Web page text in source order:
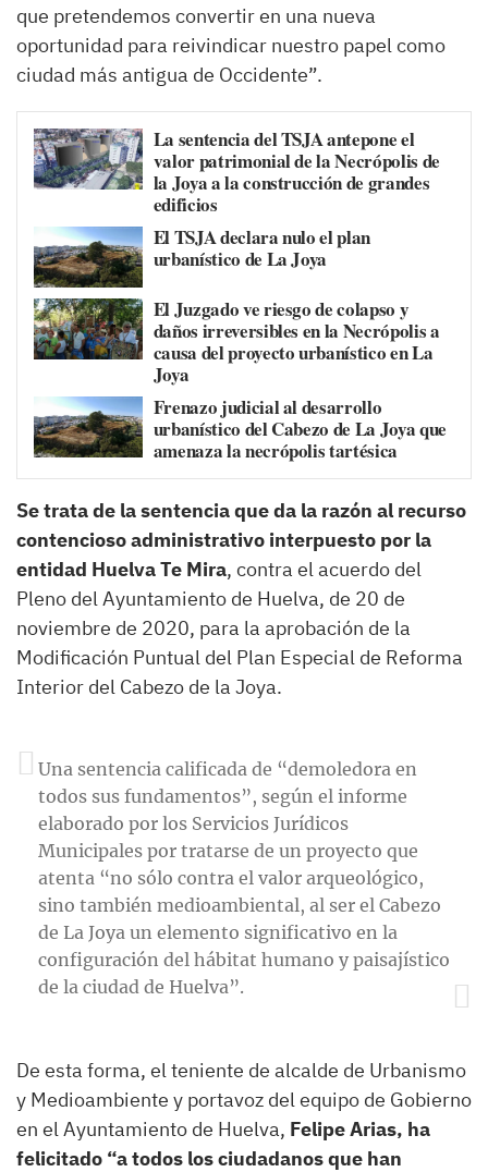
que pretendemos convertir en una nueva
oportunidad para reivindicar nuestro papel como
ciudad más antigua de Occidente”.
La sentencia del TSJA antepone el
valor patrimonial de la Necrópolis de
la Joya a la construcción de grandes
edificios
El TSJA declara nulo el plan
urbanístico de La Joya
El Juzgado ve riesgo de colapso y
daños irreversibles en la Necrópolis a
causa del proyecto urbanístico en La
Joya
Frenazo judicial al desarrollo
urbanístico del Cabezo de La Joya que
amenaza la necrópolis tartésica
Se trata de la sentencia que da la razón al recurso
contencioso administrativo interpuesto por la
entidad Huelva Te Mira, contra el acuerdo del
Pleno del Ayuntamiento de Huelva, de 20 de
noviembre de 2020, para la aprobación de la
Modificación Puntual del Plan Especial de Reforma
Interior del Cabezo de la Joya.
Una sentencia calificada de “demoledora en
todos sus fundamentos”, según el informe
elaborado por los Servicios Jurídicos
Municipales por tratarse de un proyecto que
atenta “no sólo contra el valor arqueológico,
sino también medioambiental, al ser el Cabezo
de La Joya un elemento significativo en la
configuración del hábitat humano y paisajístico
de la ciudad de Huelva”.
De esta forma, el teniente de alcalde de Urbanismo
y Medioambiente y portavoz del equipo de Gobierno
en el Ayuntamiento de Huelva, Felipe Arias, ha
felicitado “a todos los ciudadanos que han